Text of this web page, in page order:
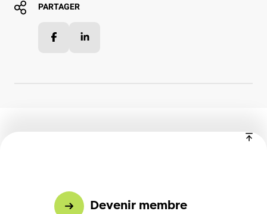
PARTAGER
Facebook
Devenir membre